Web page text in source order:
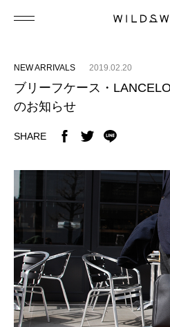
NEW ARRIVALS 2019.02.20
ブリーフケース・
のお知らせ
SHARE